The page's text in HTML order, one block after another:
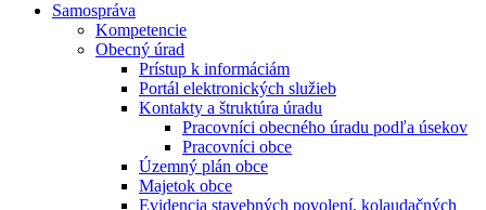
Samospráva
Kompetencie
Obecný úrad
Prístup k informáciám
Portál elektronických služieb
Kontakty a štruktúra úradu
Pracovníci obecného úradu podľa úsekov
Pracovníci obce
Územný plán obce
Majetok obce
Evidencia stavebných povolení, kolaudačných